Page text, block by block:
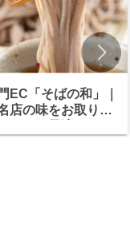
EC「そばの和」｜
店の味をお取り寄